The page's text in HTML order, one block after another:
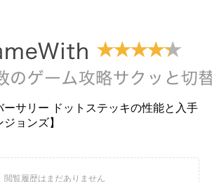
ーサリー ドットステッキの性能と入手
ョンズ】